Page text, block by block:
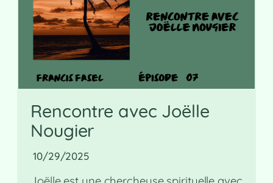
Rencontre avec Joëlle
Nougier
10/29/2025